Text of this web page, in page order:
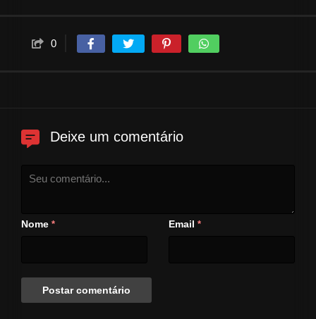
misterioso chamado Jugemu,
diversos mundos à beira do
0
Deixe um comentário
Nome * Email *